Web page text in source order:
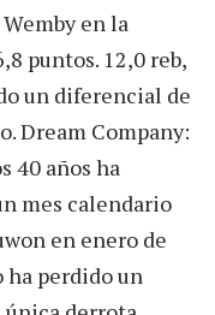
en la
puntos. 12,0 reb,
un diferencial de
Dream Company:
40 años ha
mes calendario
en enero de
ha perdido un